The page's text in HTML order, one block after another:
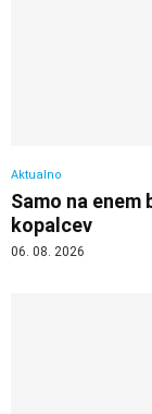
Aktualno
Samo na
kopalcev
06. 08. 2026